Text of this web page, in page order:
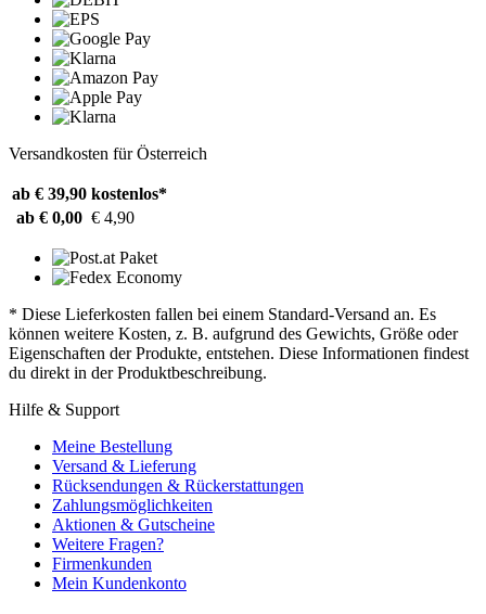
Versandkosten für Österreich
ab € 39,90 kostenlos*
ab € 0,00 € 4,90
* Diese Lieferkosten fallen bei einem Standard-Versand an. Es
können weitere Kosten, z. B. aufgrund des Gewichts, Größe oder
Eigenschaften der Produkte, entstehen. Diese Informationen findest
du direkt in der Produktbeschreibung.
Hilfe & Support
Meine Bestellung
Versand & Lieferung
Rücksendungen & Rückerstattungen
Zahlungsmöglichkeiten
Aktionen & Gutscheine
Weitere Fragen?
Firmenkunden
Mein Kundenkonto